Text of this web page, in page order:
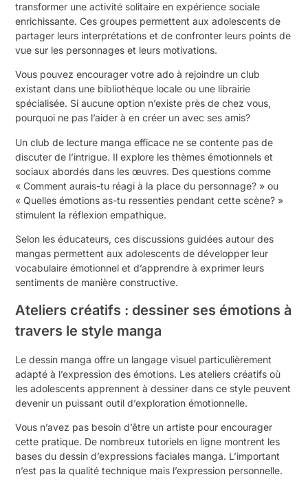
transformer une activité solitaire en expérience sociale
enrichissante. Ces groupes permettent aux adolescents de
partager leurs interprétations et de confronter leurs points de
vue sur les personnages et leurs motivations.
Vous pouvez encourager votre ado à rejoindre un club
existant dans une bibliothèque locale ou une librairie
spécialisée. Si aucune option n’existe près de chez vous,
pourquoi ne pas l’aider à en créer un avec ses amis?
Un club de lecture manga efficace ne se contente pas de
discuter de l’intrigue. Il explore les thèmes émotionnels et
sociaux abordés dans les œuvres. Des questions comme
« Comment aurais-tu réagi à la place du personnage? » ou
« Quelles émotions as-tu ressenties pendant cette scène? »
stimulent la réflexion empathique.
Selon les éducateurs, ces discussions guidées autour des
mangas permettent aux adolescents de développer leur
vocabulaire émotionnel et d’apprendre à exprimer leurs
sentiments de manière constructive.
Ateliers créatifs : dessiner ses émotions à
travers le style manga
Le dessin manga offre un langage visuel particulièrement
adapté à l’expression des émotions. Les ateliers créatifs où
les adolescents apprennent à dessiner dans ce style peuvent
devenir un puissant outil d’exploration émotionnelle.
Vous n’avez pas besoin d’être un artiste pour encourager
cette pratique. De nombreux tutoriels en ligne montrent les
bases du dessin d’expressions faciales manga. L’important
n’est pas la qualité technique mais l’expression personnelle.